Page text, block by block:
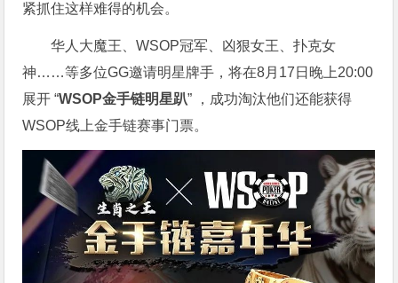
紧抓住这样难得的机会。
华人大魔王、WSOP冠军、凶狠女王、扑克女
神……等多位GG邀请明星牌手，将在8月17日晚上20:00
展开 “WSOP金手链明星趴” ，成功淘汰他们还能获得
WSOP线上金手链赛事门票。